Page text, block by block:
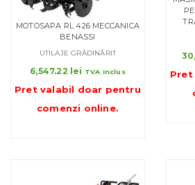
MOTOSAPA RL 426 MECCANICA
BENASSI
UTILAJE GRĂDINĂRIT
6,547.22 lei TVA inclus
Pret valabil doar pentru
comenzi online.
Pret